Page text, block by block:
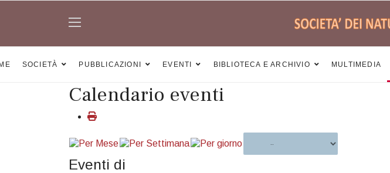
SOCIETÀ PUBBLICAZIONI EVENTI BIBLIOTECA E ARCHIVIO MULTIMEDIA
Calendario eventi
Eventi di